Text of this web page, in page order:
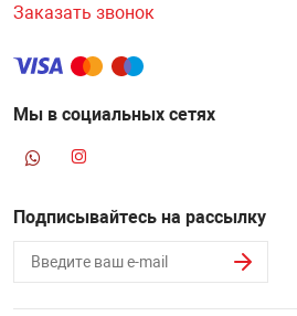
Заказать звонок
Мы в социальных сетях
Подписывайтесь на рассылку